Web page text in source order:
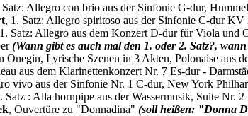
Satz: Allegro con brio aus der Sinfonie G-dur,
, 1. Satz: Allegro spiritoso aus der Sinfonie C-dur
Satz: Allegro aus dem Konzert D-dur für Viola und
(Wann gibt es auch mal den 1. oder 2. Satz?,
Onegin, Lyrische Szenen in 3 Akten, Polonaise aus
aus dem Klarinettenkonzert Nr. 7 Es-dur -
vivo aus der Sinfonie Nr. 1 C-dur, New York
Satz : Alla hornpipe aus der Wassermusik, Suite
, Ouvertüre zu "Donnadina" (soll heißen: "Donna